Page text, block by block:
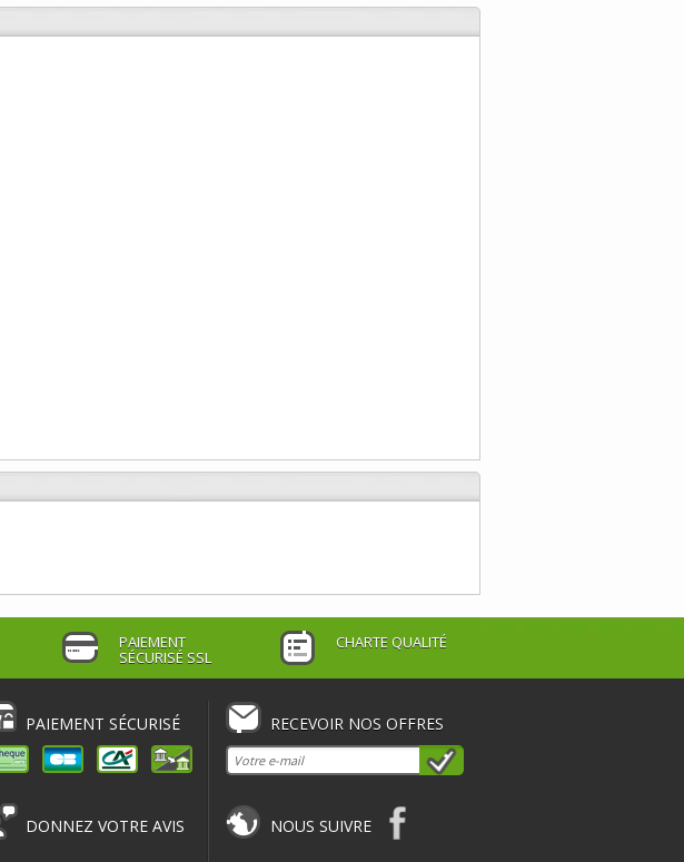
PAIEMENT
SÉCURISÉ SSL
CHARTE QUALITÉ
PAIEMENT SÉCURISÉ RECEVOIR NOS OFFRES
DONNEZ VOTRE AVIS NOUS SUIVRE